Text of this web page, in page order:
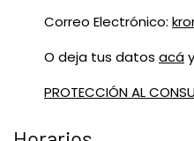
Correo Electrónico:
O deja tus datos acá
PROTECCIÓN AL